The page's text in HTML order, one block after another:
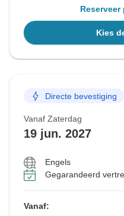
Kies
Directe bevestiging
Vanaf Zaterdag
19 jun. 2027
Engels
Gegarandeerd
Vanaf: